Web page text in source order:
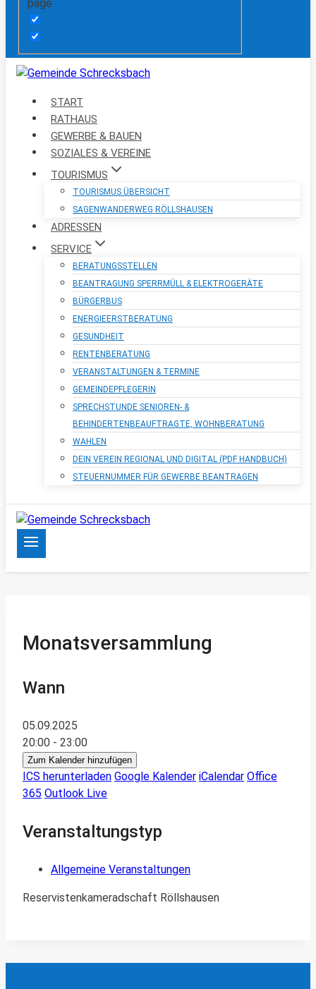
page
START
RATHAUS
GEWERBE & BAUEN
SOZIALES & VEREINE
TOURISMUS
TOURISMUS ÜBERSICHT
SAGENWANDERWEG RÖLLSHAUSEN
ADRESSEN
SERVICE
BERATUNGSSTELLEN
BEANTRAGUNG SPERRMÜLL & ELEKTROGERÄTE
BÜRGERBUS
ENERGIEERSTBERATUNG
GESUNDHEIT
RENTENBERATUNG
VERANSTALTUNGEN & TERMINE
GEMEINDEPFLEGERIN
SPRECHSTUNDE SENIOREN- &
BEHINDERTENBEAUFTRAGTE, WOHNBERATUNG
WAHLEN
DEIN VEREIN REGIONAL UND DIGITAL (PDF HANDBUCH)
STEUERNUMMER FÜR GEWERBE BEANTRAGEN
Monatsversammlung
Wann
05.09.2025
20:00 - 23:00
Zum Kalender hinzufügen
ICS herunterladen Google Kalender iCalendar Office
365 Outlook Live
Veranstaltungstyp
Allgemeine Veranstaltungen
Reservistenkameradschaft Röllshausen